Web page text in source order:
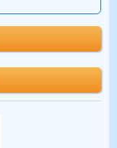
忧愁时喝一杯，和
论什么理由，都可